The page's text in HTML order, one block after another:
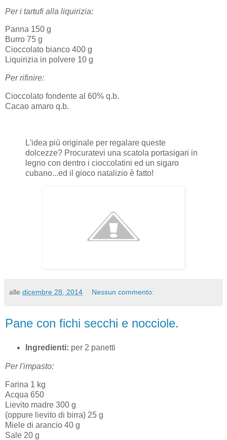
Per i tartufi alla liquirizia:
Panna 150 g
Burro 75 g
Cioccolato bianco 400 g
Liquirizia in polvere 10 g
Per rifinire:
Cioccolato fondente al 60% q.b.
Cacao amaro q.b.
L'idea più originale per regalare queste
dolcezze? Procuratevi una scatola portasigari in
legno con dentro i cioccolatini ed un sigaro
cubano...ed il gioco natalizio è fatto!
alle dicembre 28, 2014 Nessun commento:
Pane con fichi secchi e nocciole.
Ingredienti: per 2 panetti
Per l'impasto:
Farina 1 kg
Acqua 650
Lievito madre 300 g
(oppure lievito di birra) 25 g
Miele di arancio 40 g
Sale 20 g